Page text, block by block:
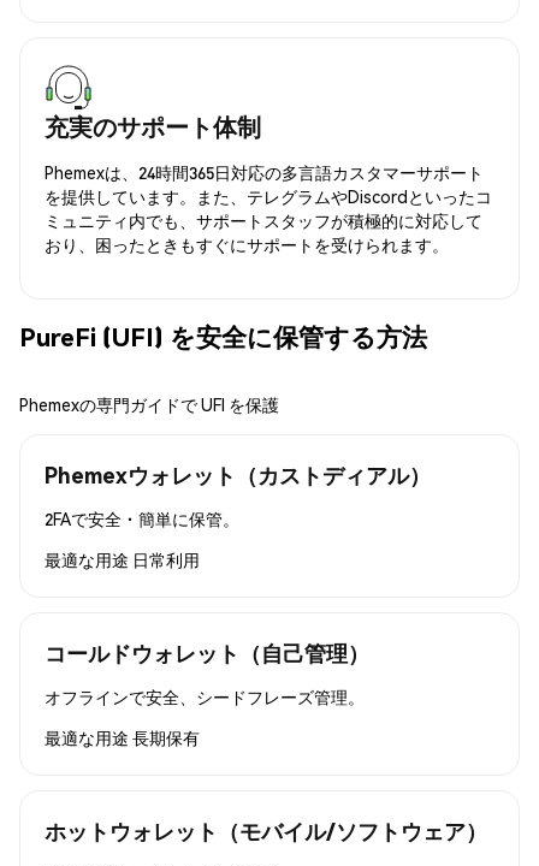
充実のサポート体制
Phemexは、24時間365日対応の多言語カスタマーサポート
を提供しています。また、テレグラムやDiscordといったコ
ミュニティ内でも、サポートスタッフが積極的に対応して
おり、困ったときもすぐにサポートを受けられます。
PureFi (UFI) を安全に保管する方法
Phemexの専門ガイドで UFI を保護
Phemexウォレット（カストディアル）
2FAで安全・簡単に保管。
最適な用途 日常利用
コールドウォレット（自己管理）
オフラインで安全、シードフレーズ管理。
最適な用途 長期保有
ホットウォレット（モバイル/ソフトウェア）